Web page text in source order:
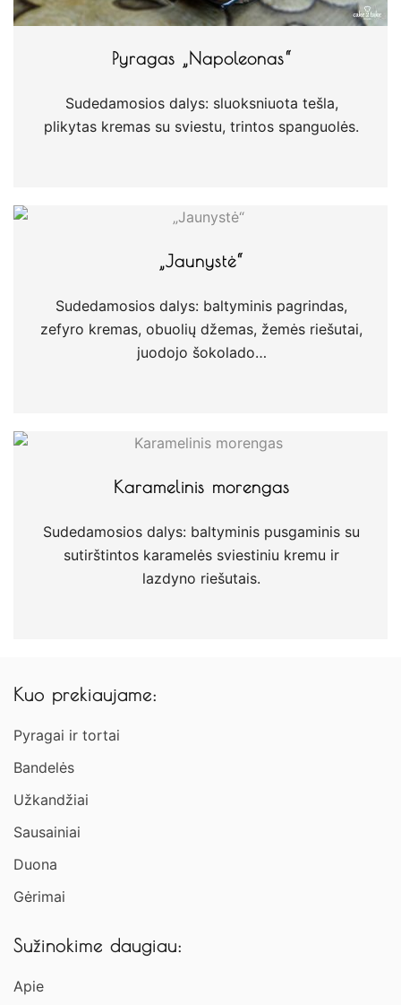
Pyragas „Napoleonas“
Sudedamosios dalys: sluoksniuota tešla,
plikytas kremas su sviestu, trintos spanguolės.
„Jaunystė“
Sudedamosios dalys: baltyminis pagrindas,
zefyro kremas, obuolių džemas, žemės riešutai,
juodojo šokolado…
Karamelinis morengas
Sudedamosios dalys: baltyminis pusgaminis su
sutirštintos karamelės sviestiniu kremu ir
lazdyno riešutais.
Kuo prekiaujame:
Pyragai ir tortai
Bandelės
Užkandžiai​
Sausainiai
Duona
Gėrimai
Sužinokime daugiau:
Apie